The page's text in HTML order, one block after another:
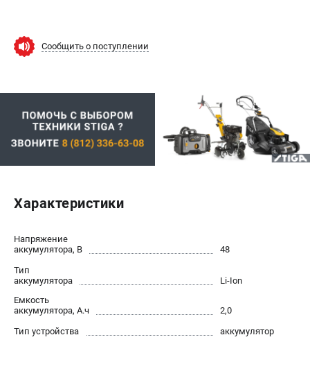
Политика обработки персональных данных
Сервисный центр
Возврат и обмен
ИНФОРМАЦИЯ
О бренде
Юридическим лицам
Доставка
Бонусная программа
Как нас найти
Сообщить о поступлении
Характеристики
Напряжение
аккумулятора, В
48
Тип
аккумулятора
Li-Ion
Емкость
аккумулятора, А.ч
2,0
Тип устройства
аккумулятор